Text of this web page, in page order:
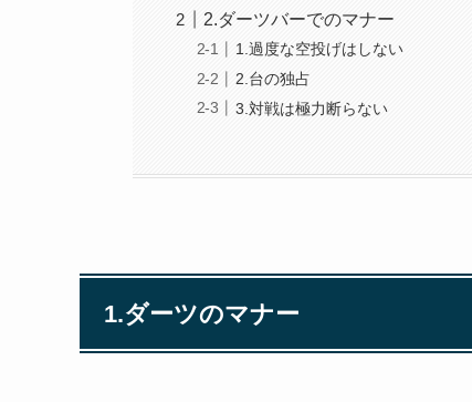
2.ダーツバーでのマナー
1.過度な空投げはしない
2.台の独占
3.対戦は極力断らない
1.ダーツのマナー